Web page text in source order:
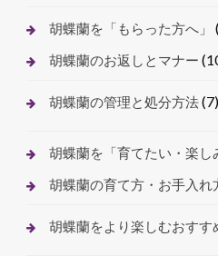
胡蝶蘭を「もらった方へ」
胡蝶蘭のお返しとマナー
胡蝶蘭の管理と処分方法(7)
胡蝶蘭を「育てたい・楽し
胡蝶蘭の育て方・お手入れ
胡蝶蘭をより楽しむおすす